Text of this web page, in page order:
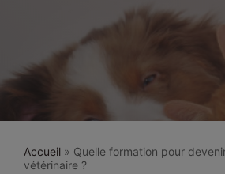
Accueil » Quelle formation pour
vétérinaire ?